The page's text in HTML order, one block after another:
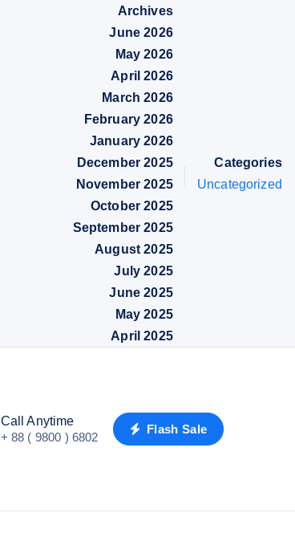
Archives
June 2026
May 2026
April 2026
March 2026
February 2026
January 2026
December 2025
November 2025
October 2025
September 2025
August 2025
July 2025
June 2025
May 2025
April 2025
Categories
Uncategorized
Call Anytime
+ 88 ( 9800 ) 6802
Flash Sale